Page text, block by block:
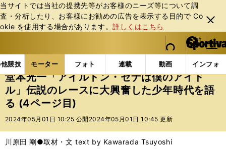
当サイトでは当社の提携先等がお客様のニーズ等について調
査・分析したり、お客様にお勧めの広告を表⽰する⽬的で Co
okie を使⽤する場合があります。詳しくはこちら
閉じ
る
web Sportiva (webスポルティーバ)
検索
マイペ
ー
ジ
メニュ
競技 モーター フォト 連載 動画 インフォ
b
ス
ポ
ル
テ
ー
バ
モーターの記事一覧 モーター F1 堂本光一「ア
堂本光一「アイルトン・セナは僕のアイド
ル」伝説のレースに大興奮した少年時代を語
る (4ページ目)
2024年05月01日 10:25 公開 2024年05月01日 10:45 更新
川原田 剛●取材・文 text by Kawarada Tsuyoshi